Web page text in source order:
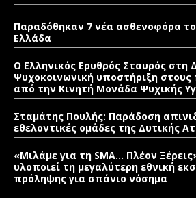
Παραδόθηκαν 7 νέα ασθενοφόρα
Ελλάδα
Ο Ελληνικός Ερυθρός Σταυρός στη
Ψυχοκοινωνική υποστήριξη
από την Κινητή Μονάδα Ψυχικής
Σταμάτης Πουλής: Παράδοση
εθελοντικές ομάδες της Δυτικής
«Μιλάμε για τη SMA… Πλέον
υλοποιεί τη μεγαλύτερη εθνική
πρόληψης για σπάνιο νόσημα